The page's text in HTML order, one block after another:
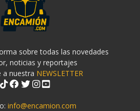
sobre todas las novedades
noticias y reportajes
a nuestra NEWSLETTER
info@encamion.com